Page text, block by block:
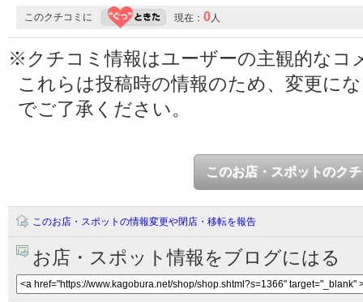
このクチコミに 現在： 0人
※クチコミ情報はユーザーの主観的なコ
これらは投稿時の情報のため、変更に
でご了承ください。
このお店・スポットのク
このお店・スポットの情報変更や閉店・移転を報告
お店・スポット情報をブログにはる